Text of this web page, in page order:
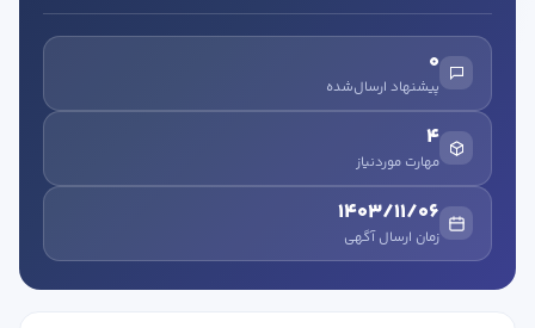
0
پیشنهاد ارسال‌شده
4
مهارت موردنیاز
1403/11/06
زمان ارسال آگهی
در صورتی که سابقه دارید ، چه مهارت هایی در حسابداری دارید؟
استخدام و شروع کار حسابداری